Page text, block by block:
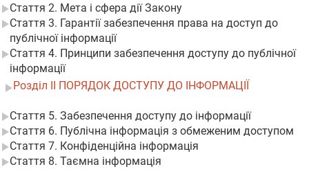
Стаття 2. Мета і сфера дії Закону
Стаття 3. Гарантії забезпечення права на доступ до
публічної інформації
Стаття 4. Принципи забезпечення доступу до публічної
інформації
Розділ II ПОРЯДОК ДОСТУПУ ДО ІНФОРМАЦІЇ
Стаття 5. Забезпечення доступу до інформації
Стаття 6. Публічна інформація з обмеженим доступом
Стаття 7. Конфіденційна інформація
Стаття 8. Таємна інформація